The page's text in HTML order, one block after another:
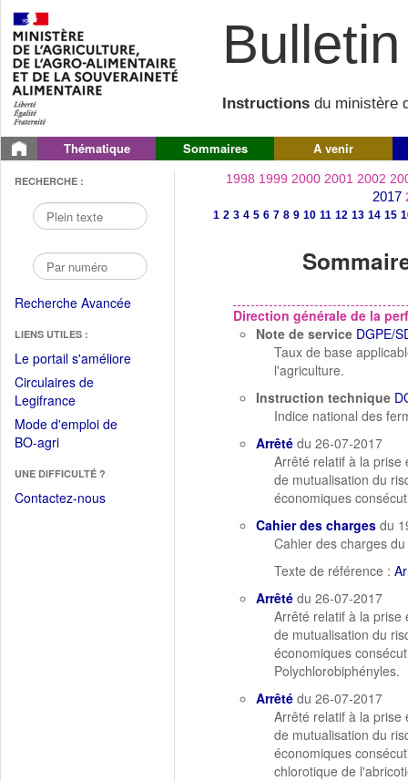
Instructions du ministère
Thématique Sommaires A venir
RECHERCHE :
Recherche Avancée
LIENS UTILES :
Le portail s'améliore(Fichier
Circulaires de
Legifrance(Ouvrir
dans
une
fenêtre)
Mode d'emploi de
BO-agri(Ouvrir
une
nouvelle
UNE DIFFICULTÉ ?
Contactez-nous
1998 1999 2000 2001 2002
2017
1 2 3 4 5 6 7 8 9 10 11 12 13 14 15
Direction générale de la
Note de service DGPE/
Taux de base
l'agriculture.
Instruction technique
Indice national des
Arrêté du 26-07-2017
Arrêté relatif à la prise
de mutualisation du
économiques
Cahier des charges du
Cahier des charges
Texte de référence :
Arrêté du 26-07-2017
Arrêté relatif à la prise
de mutualisation du
économiques
Polychlorobiphényles.
Arrêté du 26-07-2017
Arrêté relatif à la prise
de mutualisation du
économiques
chlorotique de